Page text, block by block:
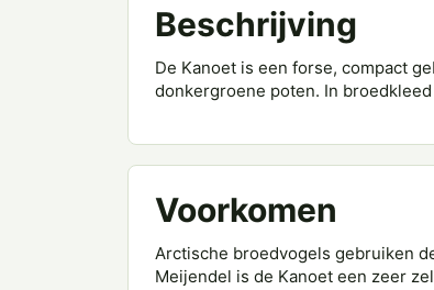
Beschrijving
De Kanoet is een forse, compact
donkergroene poten. In
Voorkomen
Arctische broedvogels gebruiken
Meijendel is de Kanoet een zeer